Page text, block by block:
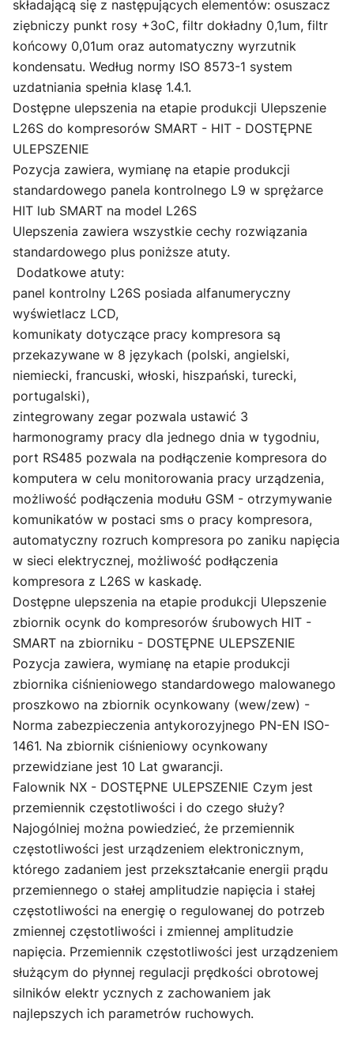
składającą się z następujących elementów: osuszacz
ziębniczy punkt rosy +3oC, filtr dokładny 0,1um, filtr
końcowy 0,01um oraz automatyczny wyrzutnik
kondensatu. Według normy ISO 8573-1 system
uzdatniania spełnia klasę 1.4.1.
Dostępne ulepszenia na etapie produkcji Ulepszenie
L26S do kompresorów SMART - HIT - DOSTĘPNE
ULEPSZENIE
Pozycja zawiera, wymianę na etapie produkcji
standardowego panela kontrolnego L9 w sprężarce
HIT lub SMART na model L26S
Ulepszenia zawiera wszystkie cechy rozwiązania
standardowego plus poniższe atuty.
Dodatkowe atuty:
panel kontrolny L26S posiada alfanumeryczny
wyświetlacz LCD,
komunikaty dotyczące pracy kompresora są
przekazywane w 8 językach (polski, angielski,
niemiecki, francuski, włoski, hiszpański, turecki,
portugalski),
zintegrowany zegar pozwala ustawić 3
harmonogramy pracy dla jednego dnia w tygodniu,
port RS485 pozwala na podłączenie kompresora do
komputera w celu monitorowania pracy urządzenia,
możliwość podłączenia modułu GSM - otrzymywanie
komunikatów w postaci sms o pracy kompresora,
automatyczny rozruch kompresora po zaniku napięcia
w sieci elektrycznej, możliwość podłączenia
kompresora z L26S w kaskadę.
Dostępne ulepszenia na etapie produkcji Ulepszenie
zbiornik ocynk do kompresorów śrubowych HIT -
SMART na zbiorniku - DOSTĘPNE ULEPSZENIE
Pozycja zawiera, wymianę na etapie produkcji
zbiornika ciśnieniowego standardowego malowanego
proszkowo na zbiornik ocynkowany (wew/zew) -
Norma zabezpieczenia antykorozyjnego PN-EN ISO-
1461. Na zbiornik ciśnieniowy ocynkowany
przewidziane jest 10 Lat gwarancji.
Falownik NX - DOSTĘPNE ULEPSZENIE Czym jest
przemiennik częstotliwości i do czego służy?
Najogólniej można powiedzieć, że przemiennik
częstotliwości jest urządzeniem elektronicznym,
którego zadaniem jest przekształcanie energii prądu
przemiennego o stałej amplitudzie napięcia i stałej
częstotliwości na energię o regulowanej do potrzeb
zmiennej częstotliwości i zmiennej amplitudzie
napięcia. Przemiennik częstotliwości jest urządzeniem
służącym do płynnej regulacji prędkości obrotowej
silników elektr ycznych z zachowaniem jak
najlepszych ich parametrów ruchowych.